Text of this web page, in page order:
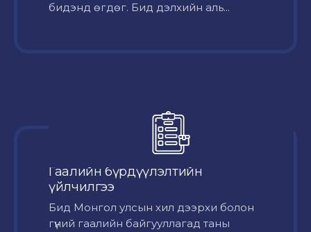
бидэнд өгдөг. Бид дэлхийн аль...
Гаалийн бүрдүүлэлтийн
үйлчилгээ
Бид Монгол улсын хил дээрхи болон
гүний гаалийн байгууллагад таны